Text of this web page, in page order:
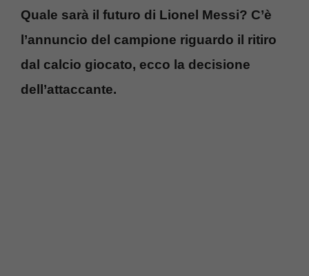
Quale sarà il futuro di Lionel Messi? C’è
l’annuncio del campione riguardo il ritiro
dal calcio giocato, ecco la decisione
dell’attaccante.